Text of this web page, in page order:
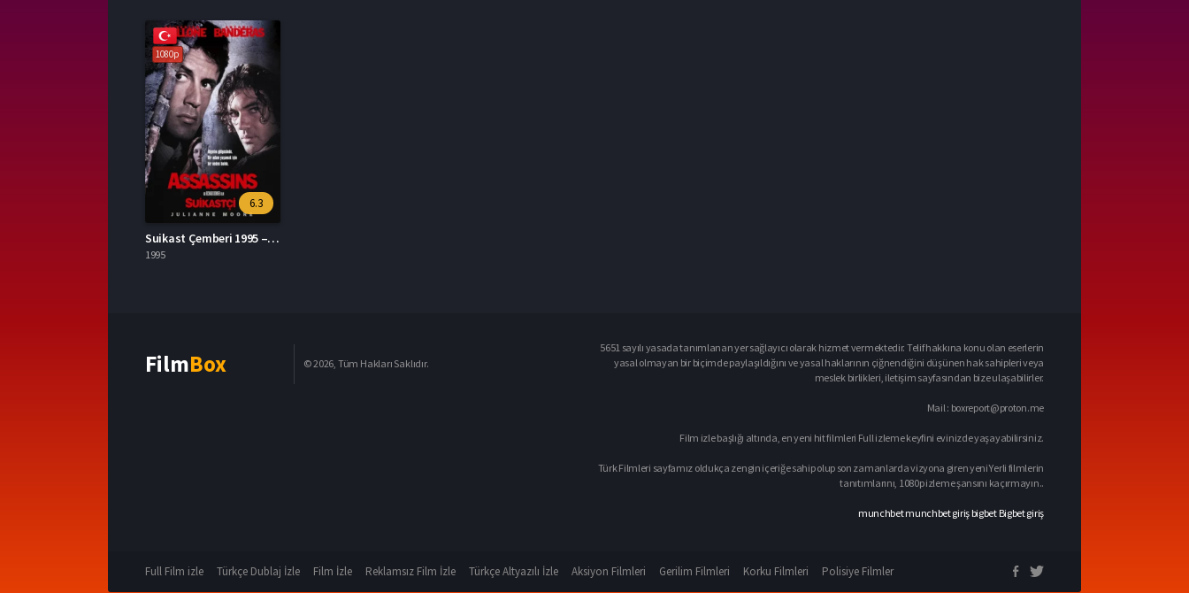
1080p
6.3
Suikast Çemberi 1995 – Assassins 1080p Turkce Dublaj izle
1995
FilmBox © 2026, Tüm Hakları Saklıdır.
5651 sayılı yasada tanımlanan yer sağlayıcı olarak hizmet vermektedir. Telif hakkına konu olan eserlerin
yasal olmayan bir biçimde paylaşıldığını ve yasal haklarının çiğnendiğini düşünen hak sahipleri veya
meslek birlikleri, iletişim sayfasından bize ulaşabilirler.
Mail : boxreport@proton.me
Film izle başlığı altında, en yeni hit filmleri Full izleme keyfini evinizde yaşayabilirsiniz.
Türk Filmleri sayfamız oldukça zengin içeriğe sahip olup son zamanlarda vizyona giren yeni Yerli filmlerin
tanıtımlarını, 1080p izleme şansını kaçırmayın..
munchbetmunchbet giriş bigbet Bigbet giriş
Full Film izle Türkçe Dublaj İzle Film İzle Reklamsız Film İzle Türkçe Altyazılı İzle Aksiyon Filmleri Gerilim Filmleri Korku Filmleri Polisiye Filmler